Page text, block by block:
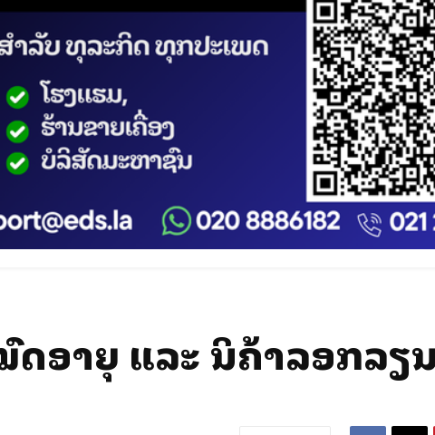
ດອາຍຸ ແລະ ສິນຄ້າລອກລຽ